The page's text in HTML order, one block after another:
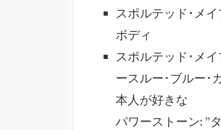
スポルテッド･メ
ボディ
スポルテッド･メ
ースルー･ブルー･
本人が好きな
パワーストーン: ”